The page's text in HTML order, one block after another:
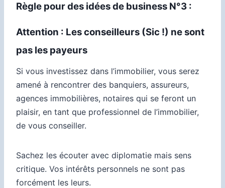
Règle pour des idées de business N°3 :
Attention : Les conseilleurs (Sic !) ne sont
pas les payeurs
Si vous investissez dans l’immobilier, vous serez
amené à rencontrer des banquiers, assureurs,
agences immobilières, notaires qui se feront un
plaisir, en tant que professionnel de l’immobilier,
de vous conseiller.
Sachez les écouter avec diplomatie mais sens
critique. Vos intérêts personnels ne sont pas
forcément les leurs.